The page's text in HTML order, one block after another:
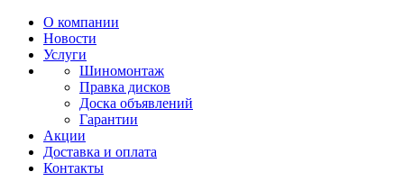
О компании
Новости
Услуги
Шиномонтаж
Правка дисков
Доска объявлений
Гарантии
Акции
Доставка и оплата
Контакты